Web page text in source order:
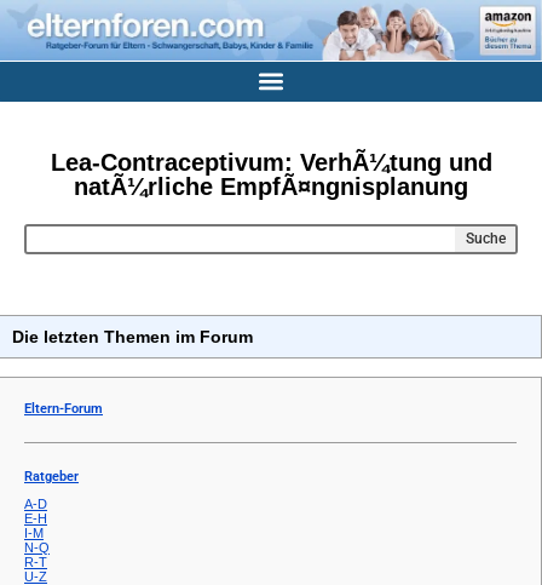
Lea-Contraceptivum: VerhÃ¼tung und
natÃ¼rliche EmpfÃ¤ngnisplanung
Suche
Die letzten Themen im Forum
Eltern-Forum
Ratgeber
A-D
E-H
I-M
N-Q
R-T
U-Z